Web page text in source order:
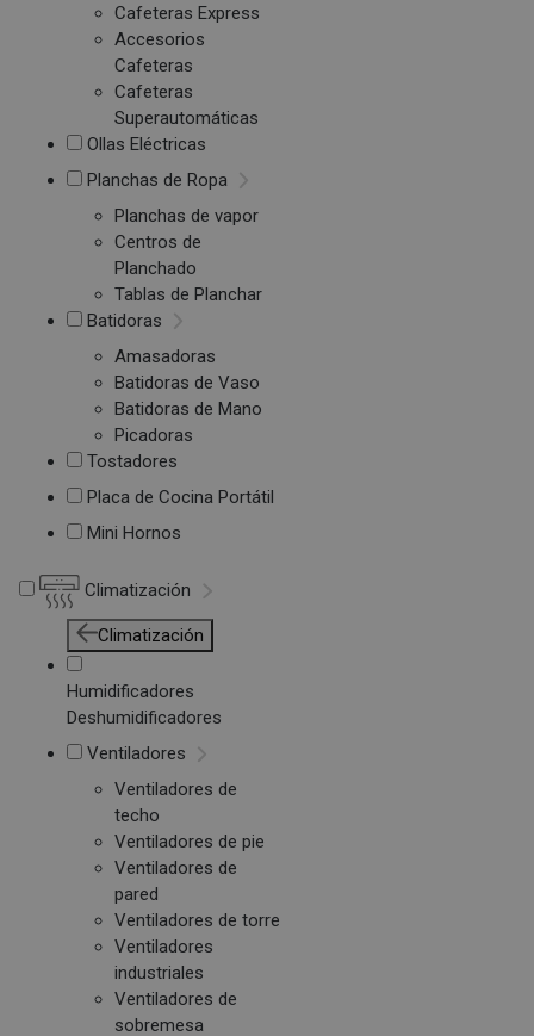
Cafeteras Express
Accesorios
Cafeteras
Cafeteras
Superautomáticas
Ollas Eléctricas
Planchas de Ropa
Planchas de vapor
Centros de
Planchado
Tablas de Planchar
Batidoras
Amasadoras
Batidoras de Vaso
Batidoras de Mano
Picadoras
Tostadores
Placa de Cocina Portátil
Mini Hornos
Climatización
Climatización
Humidificadores
Deshumidificadores
Ventiladores
Ventiladores de
techo
Ventiladores de pie
Ventiladores de
pared
Ventiladores de torre
Ventiladores
industriales
Ventiladores de
sobremesa